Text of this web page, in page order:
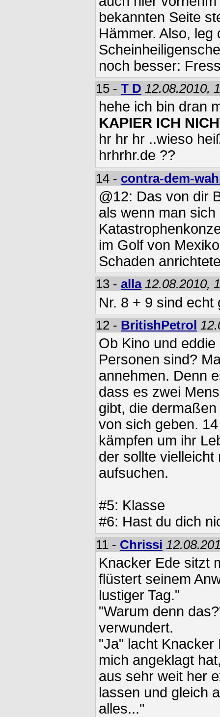
bekannten Seite
Hämmer. Also, leg
noch besser:
15 - T D 12.08.2010,
hehe ich bin dran
KAPIER ICH
hr hr hr ..wieso
hrhrhr.de ??
14 - contra-dem-
@12: Das von dir
als wenn man
im Golf von
Schaden
13 - alla 12.08.2010,
Nr. 8 + 9 sind echt
12 - BritishPetrol
Ob Kino und
Personen sind?
annehmen. Denn
dass es zwei
gibt, die
von sich geben.
kämpfen um ihr
der sollte
aufsuchen.
#5: Klasse
#6: Hast du dich
11 - Chrissi
Knacker Ede sitzt
flüstert seinem
lustiger Tag."
"Warum denn
verwundert.
"Ja" lacht Knacker
mich angeklagt
aus sehr weit her
lassen und gleich
alles..."